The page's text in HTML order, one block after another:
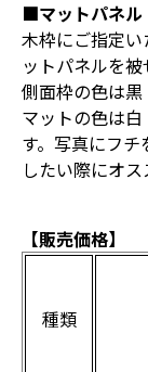
■マットパネル
木枠にご指定
ットパネルを被
側面枠の色は黒
マットの色は
す。写真にフ
したい際にオス
【販売価格】
種類